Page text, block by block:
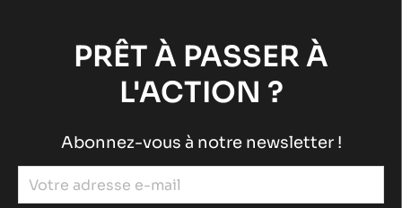
PRÊT À PASSER À
L'ACTION ?
Abonnez-vous à notre newsletter !